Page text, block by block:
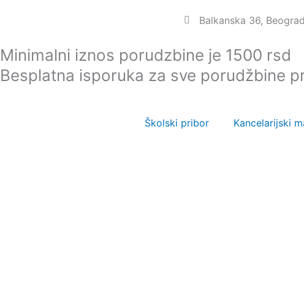
Balkanska 36, Beograd
Minimalni iznos porudzbine je 1500 rsd
Besplatna isporuka za sve porudžbine
Školski pribor Kancelarijski